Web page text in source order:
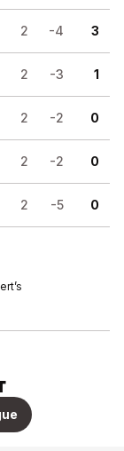
2 -4 3
2 -3 1
2 -2 0
2 -2 0
2 -5 0